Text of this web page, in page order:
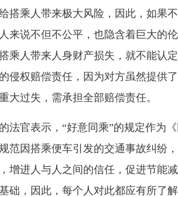
搭乘人带来极大风险，因此，如果
来说不但不公平，也隐含着巨大的
乘人带来人身财产损失，就不能认
侵权赔偿责任，因为对方虽然提供
大过失，需承担全部赔偿责任。
官表示，“好意同乘”的规定作为《
范因搭乘便车引发的交通事故纠纷
增进人与人之间的信任，促进节能
础，因此，每个人对此都应有所了